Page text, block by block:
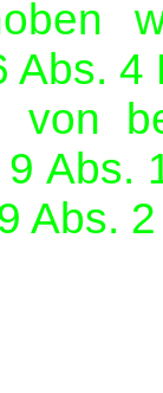
Abs. 4
von
Abs.
Abs.